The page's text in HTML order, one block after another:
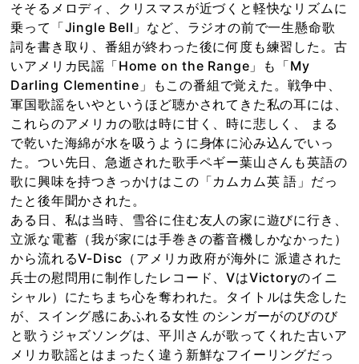
そそるメロディ、クリスマスが近づくと軽快なリズムに
乗って「Jingle Bell」など、ラジオの前で一生懸命歌
詞を書き取り、番組が終わった後に何度も練習した。古
いアメリカ民謡「Home on the Range」も「My
Darling Clementine」もこの番組で覚えた。戦争中、
軍国歌謡をいやというほど聴かされてきた私の耳には、
これらのアメリカの歌は時に甘く、時に悲しく、 まる
で乾いた海綿が水を吸うように身体に沁み込んでいっ
た。つい先日、急逝された歌手ペギー葉山さんも英語の
歌に興味を持つきっかけはこの「カムカム英 語」だっ
たと後年聞かされた。
ある日、私は当時、雪谷に住む友人の家に遊びに行き、
立派な電蓄（我が家には手巻きの蓄音機しかなかった）
から流れるV-Disc（アメリカ政府が海外に 派遣された
兵士の慰問用に制作したレコード、VはVictoryのイニ
シャル）にたちまち心を奪われた。タイトルは失念した
が、スイング感にあふれる女性 のシンガーがのびのび
と歌うジャズソングは、平川さんが歌ってくれた古いア
メリカ歌謡とはまったく違う新鮮なフイーリングだっ